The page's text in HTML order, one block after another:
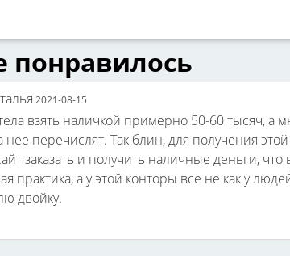
понравилось
2021-08-15
взять наличкой примерно 50-60 тысяч, а
перечислят. Так блин, для получения
заказать и получить наличные деньги,
практика, а у этой конторы все не как у
двойку.